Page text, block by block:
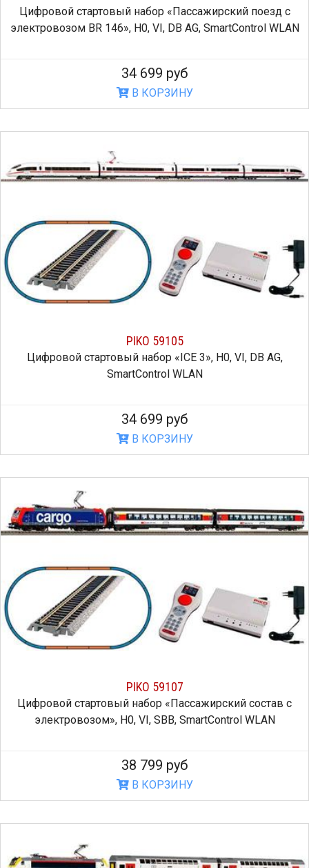
Цифровой стартовый набор «Пассажирский поезд с
электровозом BR 146», H0, VI, DB AG, SmartControl WLAN
34 699 руб
В КОРЗИНУ
PIKO 59105
Цифровой стартовый набор «ICE 3», H0, VI, DB AG,
SmartControl WLAN
34 699 руб
В КОРЗИНУ
PIKO 59107
Цифровой стартовый набор «Пассажирский состав с
электровозом», H0, VI, SBB, SmartControl WLAN
38 799 руб
В КОРЗИНУ